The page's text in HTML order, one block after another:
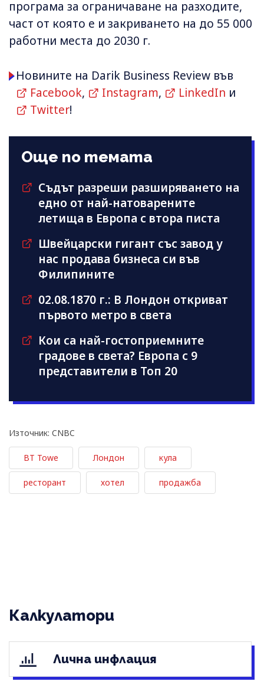
програма за ограничаване на разходите,
част от която е и закриването на до 55 000
работни места до 2030 г.
Новините на Darik Business Review във
Facebook, Instagram, LinkedIn и
Twitter!
Още по темата
Съдът разреши разширяването на
едно от най-натоварените
летища в Европа с втора писта
Швейцарски гигант със завод у
нас продава бизнеса си във
Филипините
02.08.1870 г.: В Лондон откриват
първото метро в света
Кои са най-гостоприемните
градове в света? Европа с 9
представители в Топ 20
Източник: CNBC
BT Towe Лондон кула
ресторант хотел продажба
Калкулатори
Лична инфлация